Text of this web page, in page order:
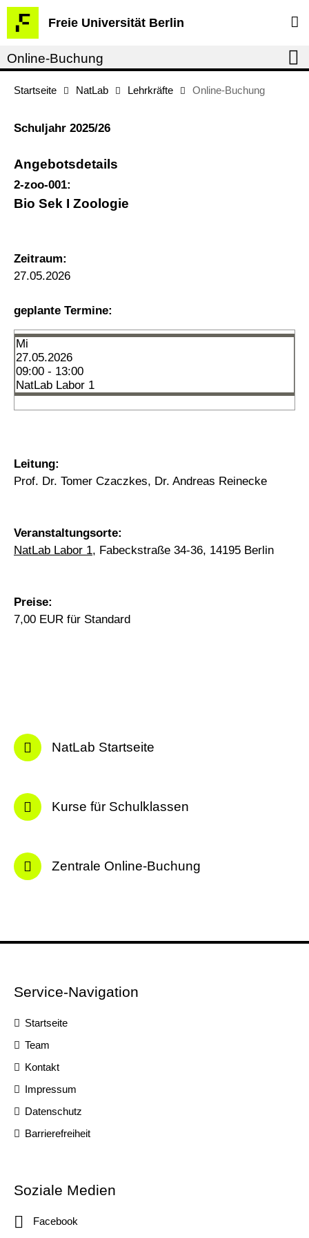
Springe
direkt
zu
Inhalt
Freie Universität Berlin
Service-
Navigation
Online-Buchung
Startseite NatLab Lehrkräfte Online-Buchung
Schuljahr 2025/26
Angebotsdetails
2-zoo-001:
Bio Sek I Zoologie
Zeitraum:
27.05.2026
geplante Termine:
Mi
27.05.2026
09:00 - 13:00
NatLab Labor 1
Leitung:
Prof. Dr. Tomer Czaczkes, Dr. Andreas Reinecke
Veranstaltungsorte:
NatLab Labor 1, Fabeckstraße 34-36, 14195 Berlin
Preise:
7,00 EUR für Standard
NatLab Startseite
Kurse für Schulklassen
Zentrale Online-Buchung
Service-Navigation
Startseite
Team
Kontakt
Impressum
Datenschutz
Barrierefreiheit
Soziale Medien
Facebook